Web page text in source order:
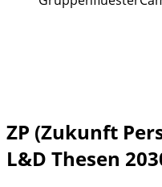
ZP (Zukunft
L&D Thesen